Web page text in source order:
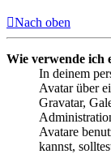
Nach oben
Wie verwende ich
In deinem
Avatar über
Gravatar,
Avatare
kannst,